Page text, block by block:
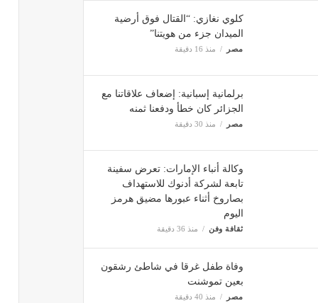
كلوي نغازي: “القتال فوق أرضية
الميدان جزء من هويتنا”
مصر منذ 16 دقيقة
برلمانية إسبانية: إضعاف علاقاتنا مع
الجزائر كان خطأ ودفعنا ثمنه
مصر منذ 30 دقيقة
وكالة أنباء الإمارات: تعرض سفينة
تابعة لشركة أدنوك للاستهداف
بصاروخ أثناء عبورها مضيق هرمز
اليوم
ثقافة وفن منذ 36 دقيقة
وفاة طفل غرقا في شاطئ رشقون
بعين تموشنت
مصر منذ 40 دقيقة